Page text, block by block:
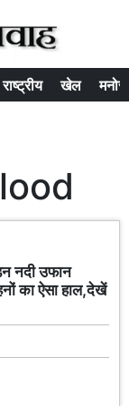
राष्ट्रीय खेल
नदी उफान
का ऐसा हाल,देखें